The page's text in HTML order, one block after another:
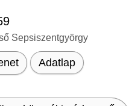
Sepsiszentgyörgy
Adatlap